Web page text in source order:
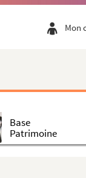
Mon
Base
Patrimoine